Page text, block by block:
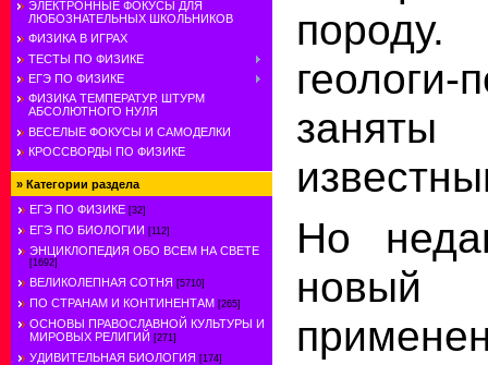
ЭЛЕКТРОННЫЕ ФОКУСЫ ДЛЯ
ЛЮБОЗНАТЕЛЬНЫХ ШКОЛЬНИКОВ
ФИЗИКА В ИГРАХ
ТЕСТЫ ПО ФИЗИКЕ
ЕГЭ ПО ФИЗИКЕ
ФИЗИКА ТЕМПЕРАТУР. ШТУРМ
АБСОЛЮТНОГО НУЛЯ
ВЕСЕЛЫЕ ФОКУСЫ И САМОДЕЛКИ
КРОССВОРДЫ ПО ФИЗИКЕ
» Категории раздела
ЕГЭ ПО ФИЗИКЕ [32]
ЕГЭ ПО БИОЛОГИИ [112]
ЭНЦИКЛОПЕДИЯ ОБО ВСЕМ НА СВЕТЕ
[1692]
ВЕЛИКОЛЕПНАЯ СОТНЯ [5710]
ПО СТРАНАМ И КОНТИНЕНТАМ [265]
ОСНОВЫ ПРАВОСЛАВНОЙ КУЛЬТУРЫ И
МИРОВЫХ РЕЛИГИЙ [271]
УДИВИТЕЛЬНАЯ БИОЛОГИЯ [174]
Но